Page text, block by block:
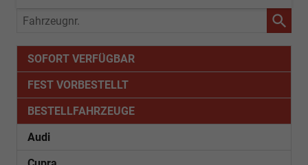
Fahrzeugnr.
SOFORT VERFÜGBAR
FEST VORBESTELLT
BESTELLFAHRZEUGE
Audi